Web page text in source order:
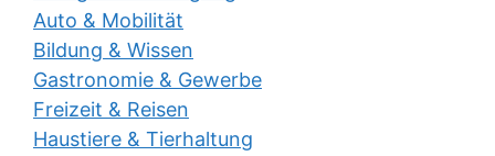
Auto & Mobilität
Bildung & Wissen
Gastronomie & Gewerbe
Freizeit & Reisen
Haustiere & Tierhaltung